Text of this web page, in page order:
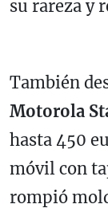
su rareza y
También
Motorola
hasta 450
móvil con
rompió